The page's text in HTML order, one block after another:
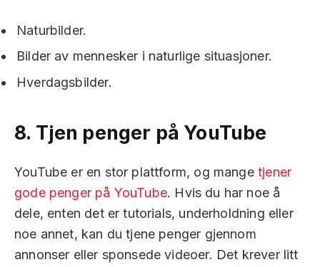
Naturbilder.
Bilder av mennesker i naturlige situasjoner.
Hverdagsbilder.
8. Tjen penger på YouTube
YouTube er en stor plattform, og mangetjener
gode penger på YouTube. Hvis du har noe å
dele, enten det er tutorials, underholdning eller
noe annet, kan du tjene penger gjennom
annonser eller sponsede videoer. Det krever litt